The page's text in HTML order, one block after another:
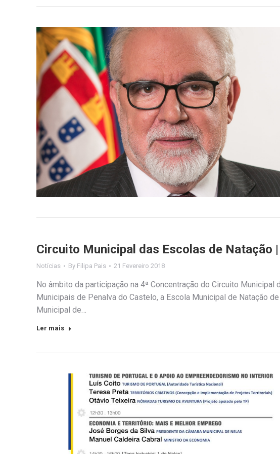
Circuito Municipal das Escolas de Natação
Notícias By Filipa Pais 21 Fevereiro 2018
No âmbito da participação na 4ª Concentração do Circuito
Municipais de Penalva do Castelo, a Escola Municipal de Natação
Municipal de…
Ler mais